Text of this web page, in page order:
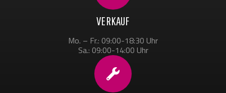
VERKAUF
Mo. – Fr.: 09:00-18:30 Uhr
Sa.: 09:00-14:00 Uhr